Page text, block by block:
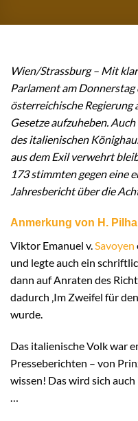
Wien/Strassburg – Mit
Parlament am Donnerstag
österreichische Regierung
Gesetze aufzuheben.
des italienischen
aus dem Exil verwehrt
173 stimmten gegen eine
Jahresbericht über die
Anmerkung von H.
Viktor Emanuel v. Savoyen
und legte auch ein
dann auf Anraten des
dadurch ‚Im Zweifel für
wurde.
Das italienische Volk war
Presseberichten – von
wissen! Das wird sich